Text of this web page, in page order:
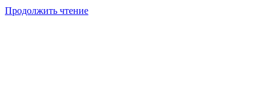
Продолжить чтение